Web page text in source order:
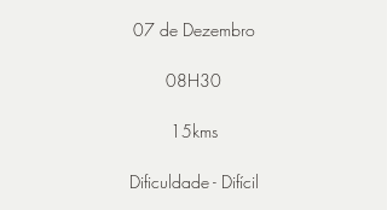
07 de Dezembro
08H30
15kms
Dificuldade - Difícil